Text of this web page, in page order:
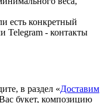
есть конкретный
Telegram - контакты
в раздел «Доставим
букет, композицию